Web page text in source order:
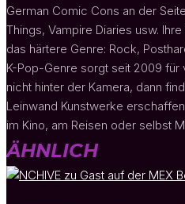
German Comic Cons an der
Things, Vampire Diaries usw.
das härtere Genre: Rock,
K-Pop-Genre sorgt seit 2009 für
nicht hinter der Kamera, dann
Leinwand Kunstwerke
im Kino, am Reisen oder selbst
ÄHNLICH